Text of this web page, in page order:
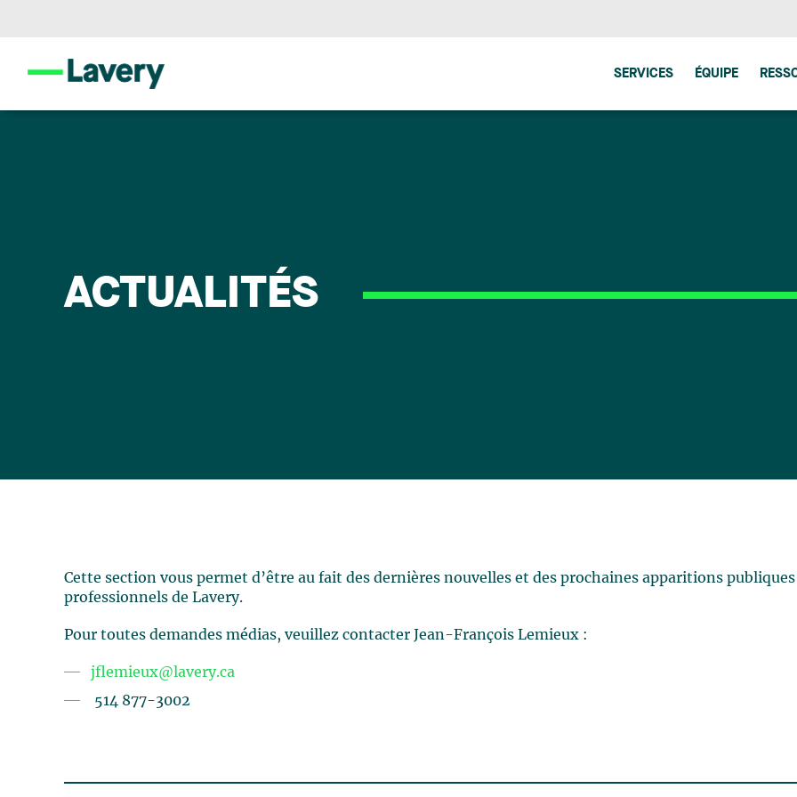
SERVICES ÉQUIPE
ACTUALITÉS
Cette section vous permet d’être au fait des dernières nouvelles et des prochaines apparitions publiques
professionnels de Lavery.
Pour toutes demandes médias, veuillez contacter Jean-François Lemieux :
jflemieux@lavery.ca
514 877-3002